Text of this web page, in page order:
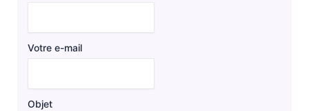
Votre e-mail
Objet